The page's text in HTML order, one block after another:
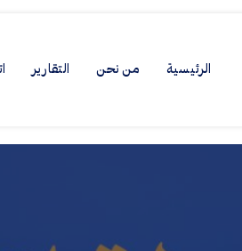
الرئيسية من نحن التقارير